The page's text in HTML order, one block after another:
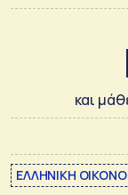
και
ΕΛΛΗΝΙΚΗ